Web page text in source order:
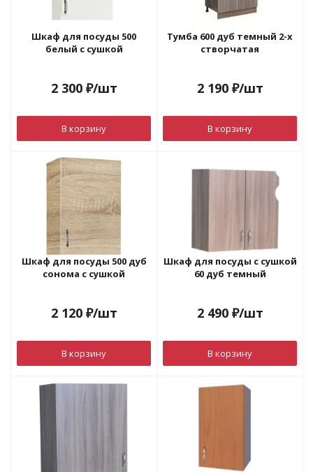
Шкаф для посуды 500
белый с сушкой
2 300₽/шт
В корзину
Тумба 600 дуб темный 2-х
створчатая
2 190₽/шт
В корзину
Шкаф для посуды 500 дуб
сонома с сушкой
2 120₽/шт
В корзину
Шкаф для посуды с сушкой
60 дуб темный
2 490₽/шт
В корзину